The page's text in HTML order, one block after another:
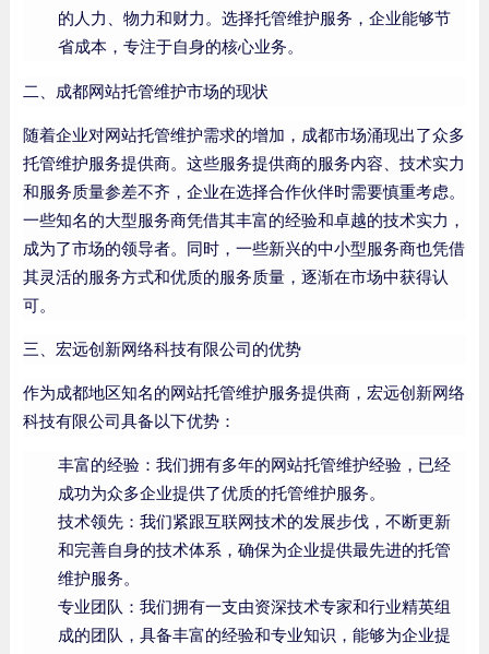
的人力、物力和财力。选择托管维护服务，企业能够节
省成本，专注于自身的核心业务。
二、成都网站托管维护市场的现状
随着企业对网站托管维护需求的增加，成都市场涌现出了众多
托管维护服务提供商。这些服务提供商的服务内容、技术实力
和服务质量参差不齐，企业在选择合作伙伴时需要慎重考虑。
一些知名的大型服务商凭借其丰富的经验和卓越的技术实力，
成为了市场的领导者。同时，一些新兴的中小型服务商也凭借
其灵活的服务方式和优质的服务质量，逐渐在市场中获得认
可。
三、宏远创新网络科技有限公司的优势
作为成都地区知名的网站托管维护服务提供商，宏远创新网络
科技有限公司具备以下优势：
丰富的经验：我们拥有多年的网站托管维护经验，已经
成功为众多企业提供了优质的托管维护服务。
技术领先：我们紧跟互联网技术的发展步伐，不断更新
和完善自身的技术体系，确保为企业提供最先进的托管
维护服务。
专业团队：我们拥有一支由资深技术专家和行业精英组
成的团队，具备丰富的经验和专业知识，能够为企业提